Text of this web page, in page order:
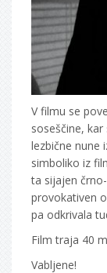
V filmu se
soseščine,
lezbične nune
simboliko iz
ta sijajen
provokativen
pa odkrivala
Film traja 40
Vabljene!